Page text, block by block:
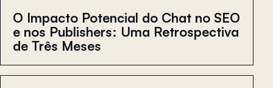
O Impacto Potencial do Chat no SEO
e nos Publishers: Uma Retrospectiva
de Três Meses